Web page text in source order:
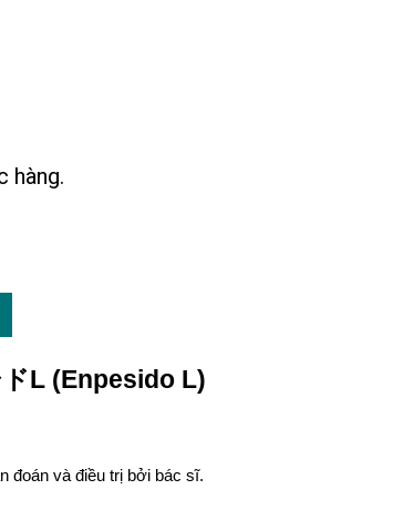
hàng.
L (Enpesido L)
đoán và điều trị bởi bác sĩ.